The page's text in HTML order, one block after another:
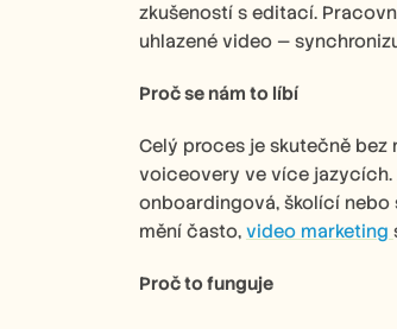
zkušeností s editací.
uhlazené video —
Proč se nám to líbí
Celý proces je skutečně bez
voiceovery ve více jazycích.
onboardingová, školící nebo
mění často, video marketing
Proč to funguje